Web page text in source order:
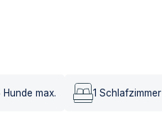
Hunde max. 1 Schlafzimmer